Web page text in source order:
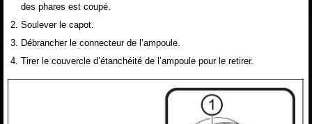
des phares est coupé.
Soulever le capot.
Débrancher le connecteur de l’ampoule.
Tirer le couvercle d’étanchéité de l’ampoule pour le retirer.